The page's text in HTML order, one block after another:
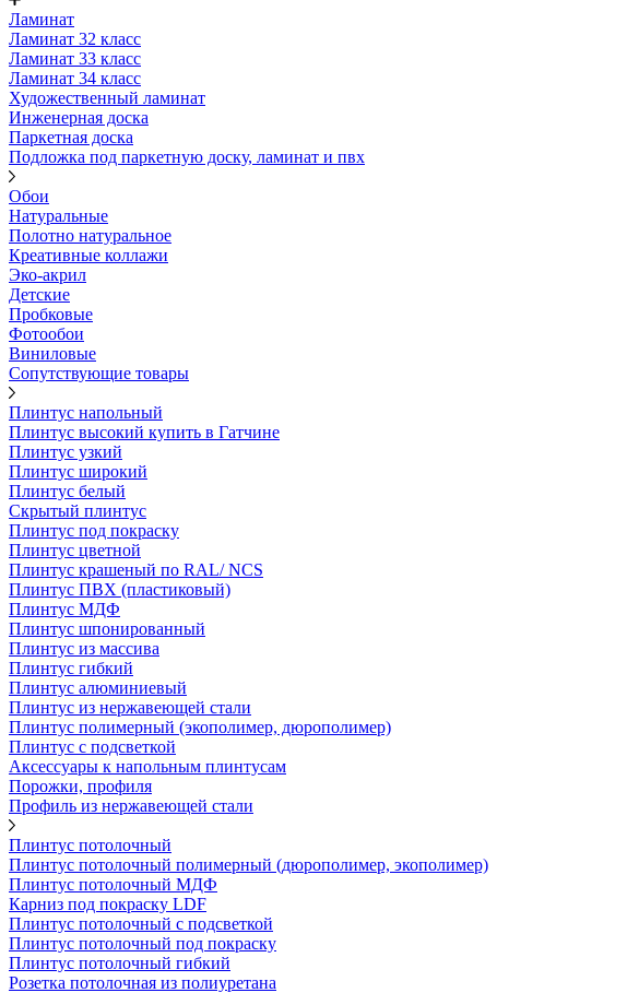
Ламинат
Ламинат 32 класс
Ламинат 33 класс
Ламинат 34 класс
Художественный ламинат
Инженерная доска
Паркетная доска
Подложка под паркетную доску, ламинат и пвх
Обои
Натуральные
Полотно натуральное
Креативные коллажи
Эко-акрил
Детские
Пробковые
Фотообои
Виниловые
Сопутствующие товары
Плинтус напольный
Плинтус высокий купить в Гатчине
Плинтус узкий
Плинтус широкий
Плинтус белый
Скрытый плинтус
Плинтус под покраску
Плинтус цветной
Плинтус крашеный по RAL/ NCS
Плинтус ПВХ (пластиковый)
Плинтус МДФ
Плинтус шпонированный
Плинтус из массива
Плинтус гибкий
Плинтус алюминиевый
Плинтус из нержавеющей стали
Плинтус полимерный (экополимер, дюрополимер)
Плинтус с подсветкой
Аксессуары к напольным плинтусам
Порожки, профиля
Профиль из нержавеющей стали
Плинтус потолочный
Плинтус потолочный полимерный (дюрополимер, экополимер)
Плинтус потолочный МДФ
Карниз под покраску LDF
Плинтус потолочный с подсветкой
Плинтус потолочный под покраску
Плинтус потолочный гибкий
Розетка потолочная из полиуретана